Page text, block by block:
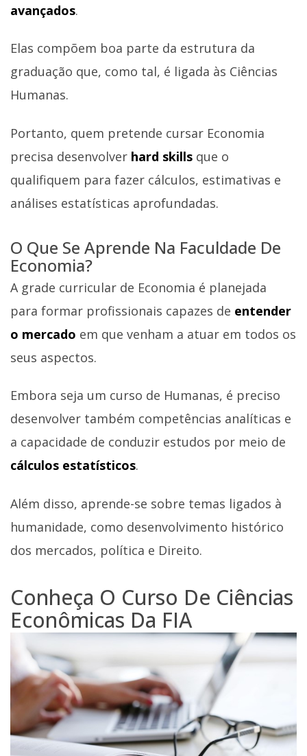
avançados.
Elas compõem boa parte da estrutura da
graduação que, como tal, é ligada às Ciências
Humanas.
Portanto, quem pretende cursar Economia
precisa desenvolver hard skills que o
qualifiquem para fazer cálculos, estimativas e
análises estatísticas aprofundadas.
O Que Se Aprende Na Faculdade De
Economia?
A grade curricular de Economia é planejada
para formar profissionais capazes de entender
o mercado em que venham a atuar em todos os
seus aspectos.
Embora seja um curso de Humanas, é preciso
desenvolver também competências analíticas e
a capacidade de conduzir estudos por meio de
cálculos estatísticos.
Além disso, aprende-se sobre temas ligados à
humanidade, como desenvolvimento histórico
dos mercados, política e Direito.
Conheça O Curso De Ciências
Econômicas Da FIA